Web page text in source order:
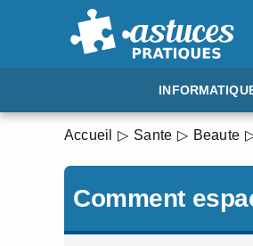
Accueil Sante Beaute
Comment